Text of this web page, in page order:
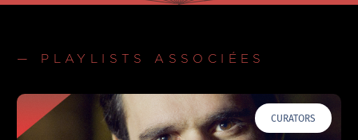
— PLAYLISTS ASSOCIÉES
CURATORS